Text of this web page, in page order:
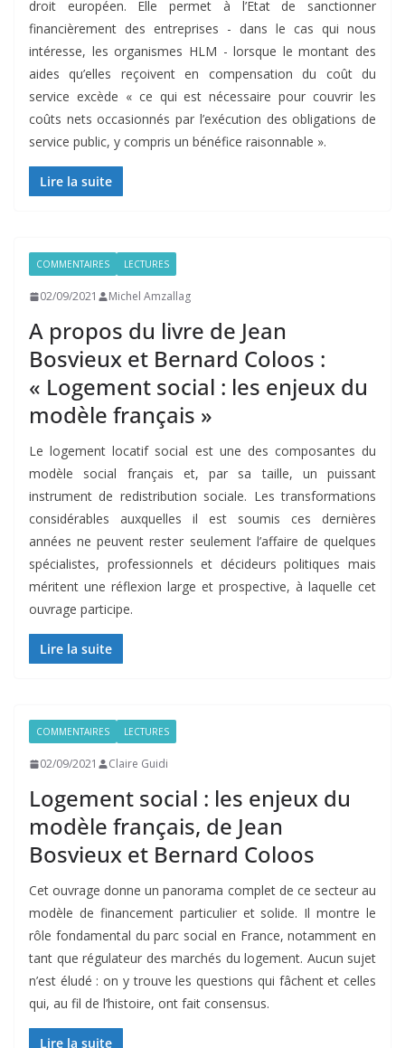
droit européen. Elle permet à l’Etat de sanctionner
financièrement des entreprises - dans le cas qui nous
intéresse, les organismes HLM - lorsque le montant des
aides qu’elles reçoivent en compensation du coût du
service excède « ce qui est nécessaire pour couvrir les
coûts nets occasionnés par l’exécution des obligations de
service public, y compris un bénéfice raisonnable ».
Lire la suite
COMMENTAIRES LECTURES
02/09/2021 Michel Amzallag
A propos du livre de Jean
Bosvieux et Bernard Coloos :
« Logement social : les enjeux du
modèle français »
Le logement locatif social est une des composantes du
modèle social français et, par sa taille, un puissant
instrument de redistribution sociale. Les transformations
considérables auxquelles il est soumis ces dernières
années ne peuvent rester seulement l’affaire de quelques
spécialistes, professionnels et décideurs politiques mais
méritent une réflexion large et prospective, à laquelle cet
ouvrage participe.
Lire la suite
COMMENTAIRES LECTURES
02/09/2021 Claire Guidi
Logement social : les enjeux du
modèle français, de Jean
Bosvieux et Bernard Coloos
Cet ouvrage donne un panorama complet de ce secteur au
modèle de financement particulier et solide. Il montre le
rôle fondamental du parc social en France, notamment en
tant que régulateur des marchés du logement. Aucun sujet
n’est éludé : on y trouve les questions qui fâchent et celles
qui, au fil de l’histoire, ont fait consensus.
Lire la suite